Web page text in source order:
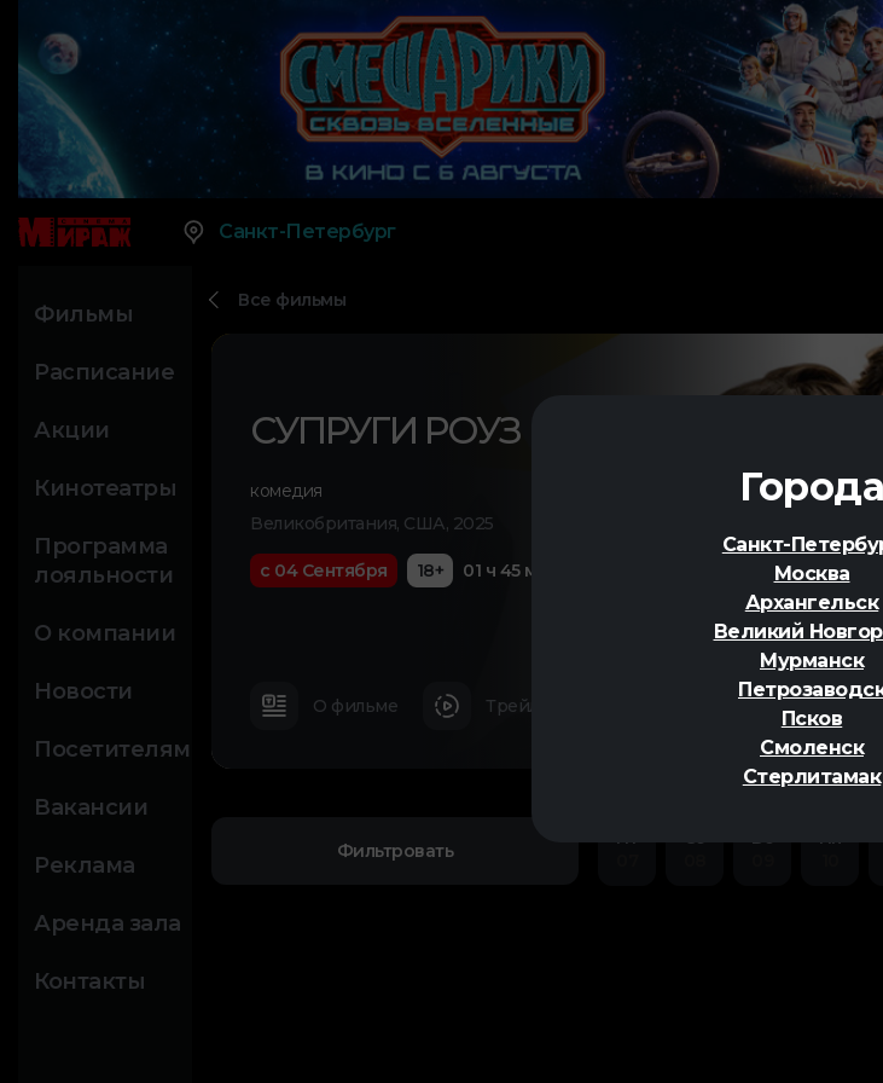
Города
Санкт-
Москва
Архангельск
Великий
Мурманск
Псков
Смоленск
Стерлитамак
Санкт-Петербург
Фильмы
Расписание
Акции
Кинотеатры
Программа
лояльности
О компании
Новости
Посетителям
Вакансии
Реклама
Аренда зала
Контакты
Все фильмы
СУПРУГИ РОУЗ
комедия
Великобритания, США, 2025
с 04 Сентября 18+ 01 ч 45 м
О фильме Трейлер
Фильтровать
Пт
Сб
Вс
Пн